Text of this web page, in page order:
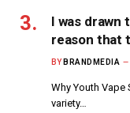
I was
reason that
BY BRANDMEDIA
Why Youth
variety…